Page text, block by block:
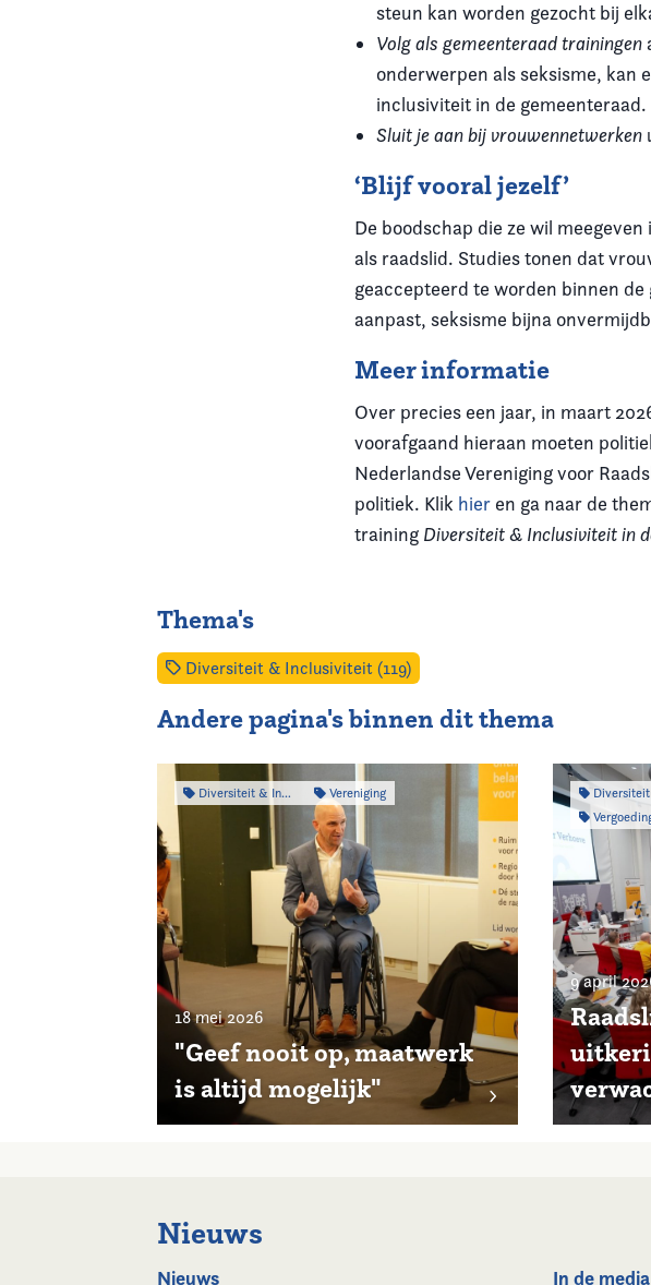
steun kan worden gezocht bij
Volg als gemeenteraad trainingen
onderwerpen als seksisme, kan
inclusiviteit in de gemeenteraad.
Sluit je aan bij
‘Blijf vooral jezelf’
De boodschap die ze wil
als raadslid. Studies tonen dat
geaccepteerd te worden binnen
aanpast, seksisme bijna
Meer informatie
Over precies een jaar, in maart
voorafgaand hieraan moeten
Nederlandse Vereniging voor
politiek. Klik hier en ga naar de
training Diversiteit & Inclusiviteit in
Thema's
Diversiteit & Inclusiviteit (119)
Andere pagina's binnen dit thema
Diversiteit & Inclusiviteit Vereniging
18 mei 2026
"Geef nooit op, maatwerk
is altijd mogelijk"
Diversiteit &
9 april
Nieuws
Nieuws In de media